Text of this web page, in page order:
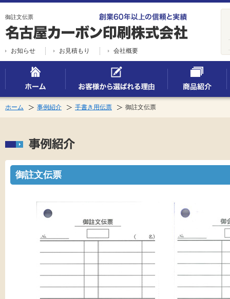
御註文伝票
お知らせ お見積もり 会社概要
ホーム 事例紹介 手書き用伝票 御註文伝票
御註文伝票